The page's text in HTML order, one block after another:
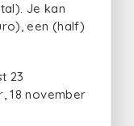
Je kan
een (half)
23
18 november